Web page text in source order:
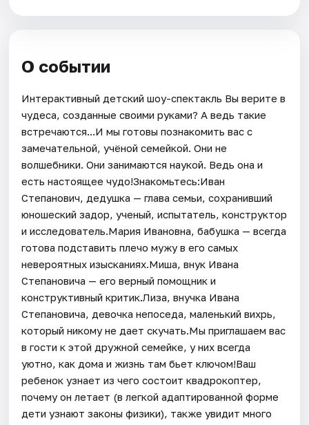
О событии
Интерактивный детский шоу-спектакль Вы верите в
чудеса, созданные своими руками? А ведь такие
встречаются...И мы готовы познакомить вас с
замечательной, учёной семейкой. Они не
волшебники. Они занимаются наукой. Ведь она и
есть настоящее чудо!Знакомьтесь:Иван
Степанович, дедушка — глава семьи, сохранивший
юношеский задор, ученый, испытатель, конструктор
и исследователь.Мария Ивановна, бабушка — всегда
готова подставить плечо мужу в его самых
невероятных изысканиях.Миша, внук Ивана
Степановича — его верный помощник и
конструктивный критик.Лиза, внучка Ивана
Степановича, девочка непоседа, маленький вихрь,
который никому не дает скучать.Мы приглашаем вас
в гости к этой дружной семейке, у них всегда
уютно, как дома и жизнь там бьет ключом!Ваш
ребенок узнает из чего состоит квадрокоптер,
почему он летает (в легкой адаптированной форме
дети узнают законы физики), также увидит много